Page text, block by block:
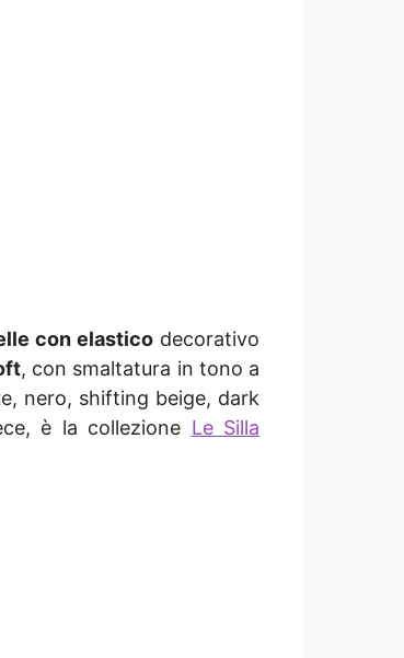
con elastico decorativo
, con smaltatura in tono a
nero, shifting beige, dark
è la collezione Le Silla